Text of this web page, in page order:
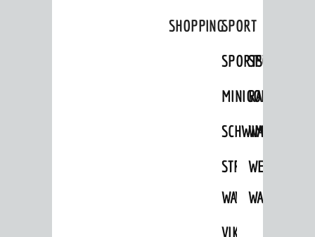
SHOPPINGSPORT
SPORTSTÄTTEN
MINIGOLFRADFAHREN
SCHWIMMEN
STRANDBAD
WAIDSEE
TSG
VIKTOR-
WANDERN
WEINHEIMER